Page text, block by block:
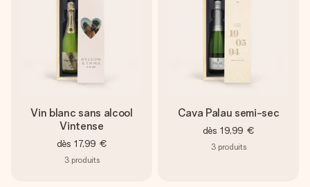
Vin blanc sans alcool
Vintense
dès 17,99 €
3 produits
Cava Palau semi-sec
dès 19,99 €
3 produits